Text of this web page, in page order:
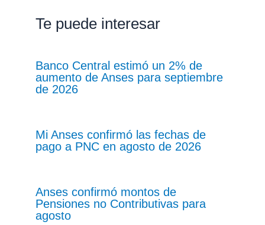
Te puede interesar
Banco Central estimó un 2% de
aumento de Anses para septiembre
de 2026
Mi Anses confirmó las fechas de
pago a PNC en agosto de 2026
Anses confirmó montos de
Pensiones no Contributivas para
agosto